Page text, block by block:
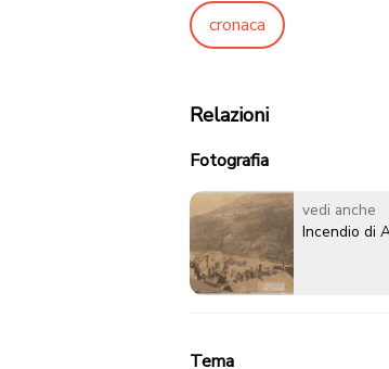
cronaca
Relazioni
Fotografia
vedi anche
Incendio di
Tema